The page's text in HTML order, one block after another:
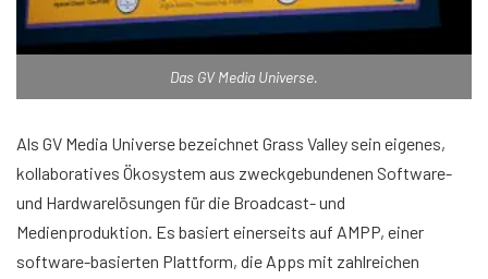
Das GV Media Universe.
Als GV Media Universe bezeichnet Grass Valley sein eigenes,
kollaboratives Ökosystem aus zweckgebundenen Software-
und Hardwarelösungen für die Broadcast- und
Medienproduktion. Es basiert einerseits auf AMPP, einer
software-basierten Plattform, die Apps mit zahlreichen